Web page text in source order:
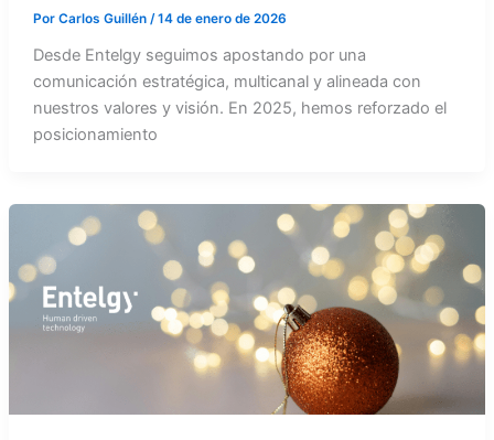
Por Carlos Guillén /14 de enero de 2026
Desde Entelgy seguimos apostando por una
comunicación estratégica, multicanal y alineada con
nuestros valores y visión. En 2025, hemos reforzado el
posicionamiento